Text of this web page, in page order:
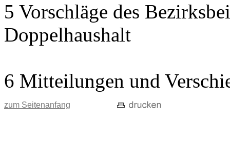
5 Vorschläge des
Doppelhaushalt
6 Mitteilungen und
zum Seitenanfang